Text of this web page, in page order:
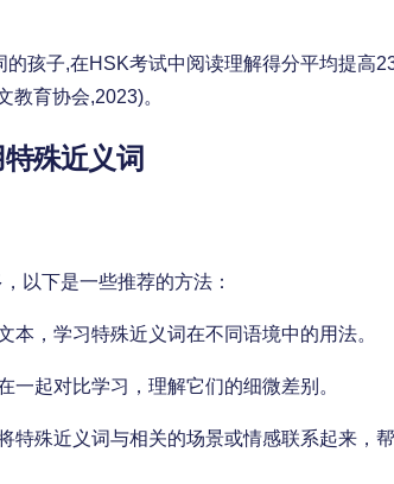
孩子,在HSK考试中阅读理解得分平均提高
教育协会,2023)。
殊近义词
以下是一些推荐的方法：
本，学习特殊近义词在不同语境中的用法。
一起对比学习，理解它们的细微差别。
特殊近义词与相关的场景或情感联系起来，帮